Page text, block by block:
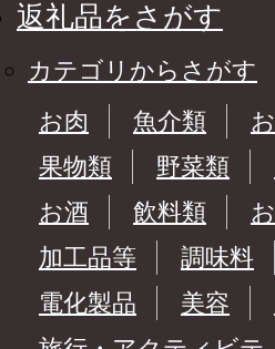
返礼品をさがす
カテゴリからさがす
お肉
魚介類
果物類
野菜類
お酒
飲料類
加工品等
調味料
電化製品
美容